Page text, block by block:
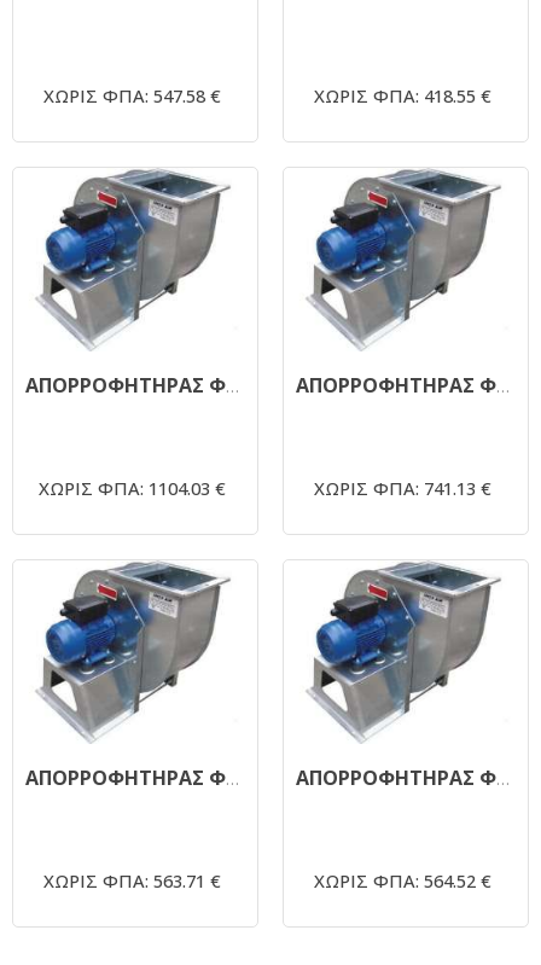
ΧΩΡΙΣ ΦΠΑ: 547.58 € ΧΩΡΙΣ ΦΠΑ: 418.55 €
ΑΠΟΡΡΟΦΗΤΗΡΑΣ ΦΥΓΟΚΕΝΤΡΙΚΟΣ ΜΟΝΗΣ ΑΝΑΡΡΟΦΗΣΗΣ 1450RPM - Φ450 - 7,5ΗΡ
ΧΩΡΙΣ ΦΠΑ: 1104.03 €
ΑΠΟΡΡΟΦΗΤΗΡΑΣ ΦΥΓΟΚΕΝΤΡΙΚΟΣ ΜΟΝΗΣ ΑΝΑΡΡΟΦΗΣΗΣ 1450RPM - Φ350 - 5,5 ΗΡ
ΧΩΡΙΣ ΦΠΑ: 741.13 €
ΑΠΟΡΡΟΦΗΤΗΡΑΣ ΦΥΓΟΚΕΝΤΡΙΚΟΣ ΜΟΝΗΣ ΑΝΑΡΡΟΦΗΣΗΣ 1450RPM - Φ350 - 4,0 ΗΡ (380V)
ΧΩΡΙΣ ΦΠΑ: 563.71 €
ΑΠΟΡΡΟΦΗΤΗΡΑΣ ΦΥΓΟΚΕΝΤΡΙΚΟΣ ΜΟΝΗΣ ΑΝΑΡΡΟΦΗΣΗΣ 1450RPM - Φ350 - 3,0ΗΡ (380V)
ΧΩΡΙΣ ΦΠΑ: 564.52 €